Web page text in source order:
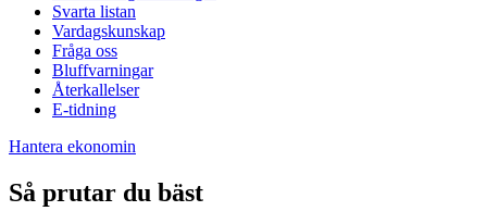
Svarta listan
Vardagskunskap
Fråga oss
Bluffvarningar
Återkallelser
E-tidning
Hantera ekonomin
Så prutar du bäst